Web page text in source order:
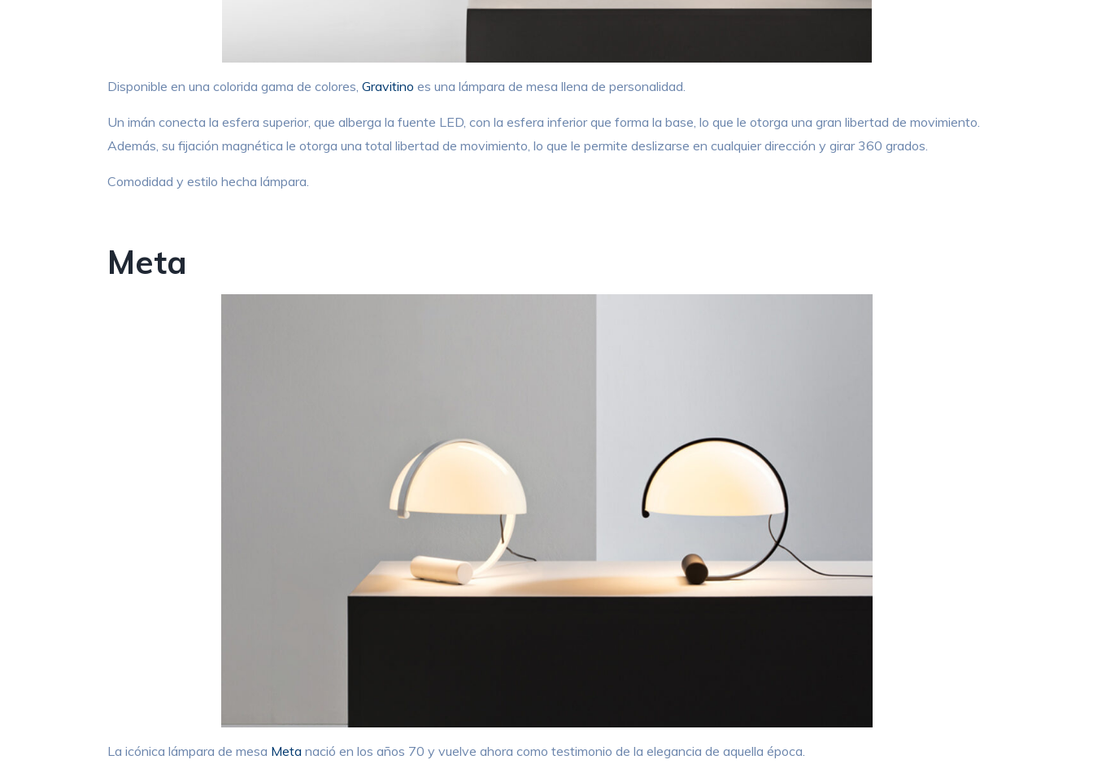
Disponible en una colorida gama de colores,Gravitino es una lámpara de mesa llena de personalidad.
Un imán conecta la esfera superior, que alberga la fuente LED, con la esfera inferior que forma la base, lo que le otorga una gran libertad de movimiento.
Además, su fijación magnética le otorga una total libertad de movimiento, lo que le permite deslizarse en cualquier dirección y girar 360 grados.
Comodidad y estilo hecha lámpara.
Meta
La icónica lámpara de mesa Meta nació en los años 70 y vuelve ahora como testimonio de la elegancia de aquella época.